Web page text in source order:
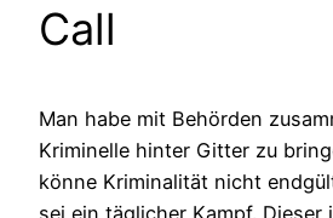
Call
Man habe mit Behörden
Kriminelle hinter Gitter zu
könne Kriminalität nicht
sei ein täglicher Kampf. Dieser